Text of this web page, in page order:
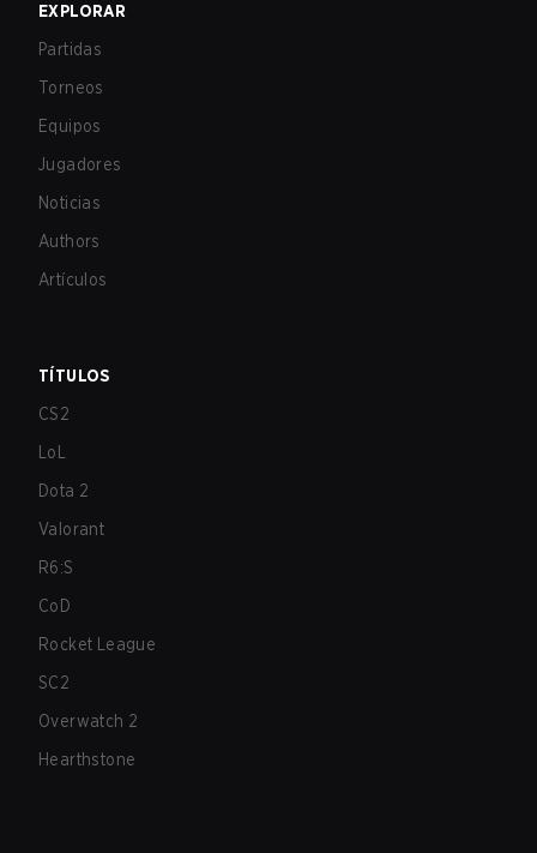
EXPLORAR
Partidas
Torneos
Equipos
Jugadores
Noticias
Authors
Artículos
TÍTULOS
CS2
LoL
Dota 2
Valorant
R6:S
CoD
Rocket League
SC2
Overwatch 2
Hearthstone